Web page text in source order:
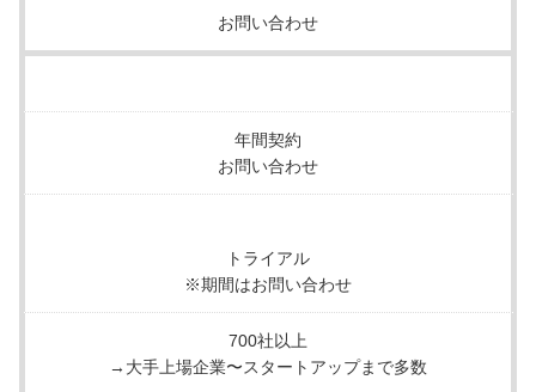
お問い合わせ
年間契約
お問い合わせ
トライアル
※期間はお問い合わせ
700社以上
→大手上場企業〜スタートアップまで多数